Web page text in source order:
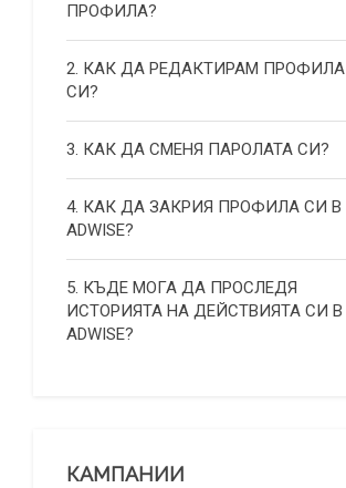
ПРОФИЛА?
2. КАК ДА РЕДАКТИРАМ ПРОФИЛА
СИ?
3. КАК ДА СМЕНЯ ПАРОЛАТА СИ?
4. КАК ДА ЗАКРИЯ ПРОФИЛА СИ В
ADWISE?
5. КЪДЕ МОГА ДА ПРОСЛЕДЯ
ИСТОРИЯТА НА ДЕЙСТВИЯТА СИ В
ADWISE?
КАМПАНИИ